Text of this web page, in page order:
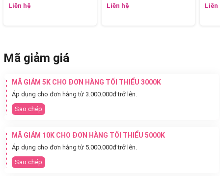
Liên hệ Liên hệ Liên
Mã giảm giá
MÃ GIẢM 5K CHO ĐƠN HÀNG TỐI THIỂU 3000K
Áp dụng cho đơn hàng từ 3.000.000đ trở lên.
Sao chép
MÃ GIẢM 10K CHO ĐƠN HÀNG TỐI THIỂU 5000K
Áp dụng cho đơn hàng từ 5.000.000đ trở lên.
Sao chép